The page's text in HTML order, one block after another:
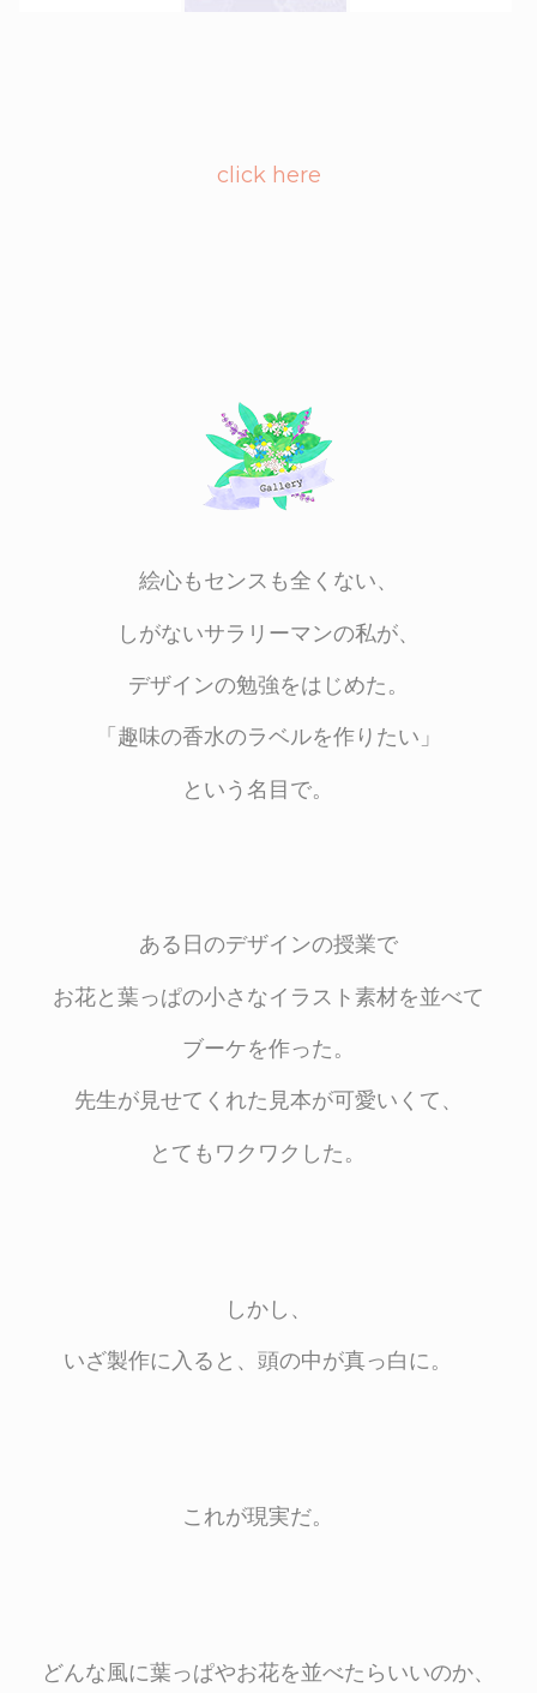
click here
絵心もセンスも全くない、
しがないサラリーマンの私が、
デザインの勉強をはじめた。
「趣味の香水のラベルを作りたい」
という名目で。
ある日のデザインの授業で
お花と葉っぱの小さなイラスト素材を並べて
ブーケを作った。
先生が見せてくれた見本が可愛いくて、
とてもワクワクした。
しかし、
いざ製作に入ると、頭の中が真っ白に。
これが現実だ。
どんな風に葉っぱやお花を並べたらいいのか、